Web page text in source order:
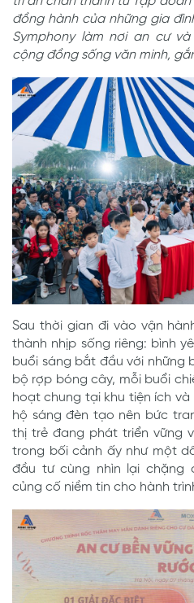
đồng hành của những gia
Symphony làm nơi an cư
cộng đồng sống văn minh,
Sau thời gian đi vào vận
thành nhịp sống riêng: bình
buổi sáng bắt đầu với những
bộ rợp bóng cây, mỗi buổi
hoạt chung tại khu tiện ích
hộ sáng đèn tạo nên bức
thị trẻ đang phát triển vững
trong bối cảnh ấy như một
đầu tư cùng nhìn lại chặng
củng cố niềm tin cho hành